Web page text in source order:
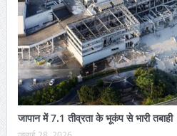
जापान में 7.1 तीव्रता के भूकंप से भारी तबाही